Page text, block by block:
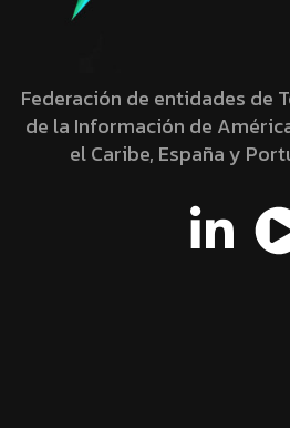
Federación de entidades de
de la Información de
el Caribe, España y